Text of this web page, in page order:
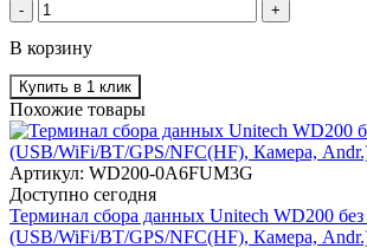
- +
В корзину
Купить в 1 клик
Похожие товары
Артикул: WD200-0A6FUM3G
Доступно сегодня
Терминал сбора данных Unitech WD200 без
(USB/WiFi/BT/GPS/NFC(HF), Камера,